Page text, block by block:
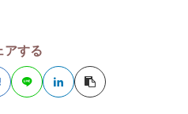
アする